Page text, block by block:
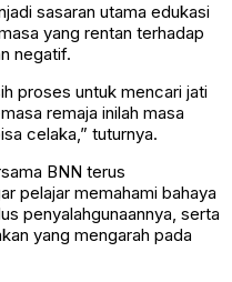
sasaran utama edukasi
yang rentan terhadap
negatif.
proses untuk mencari jati
remaja inilah masa
celaka,” tuturnya.
BNN terus
pelajar memahami bahaya
penyalahgunaannya, serta
yang mengarah pada